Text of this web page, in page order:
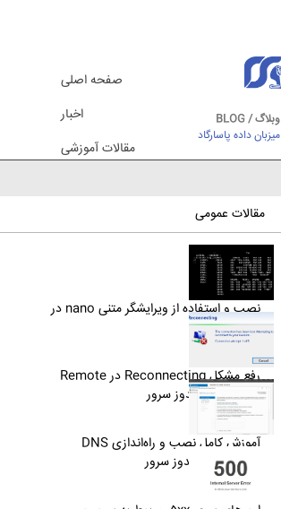
وبلاگ / BLOG
میزبان داده پاسارگاد
صفحه اصلی
اخبار
مقالات آموزشی
مقالات عمومی
نصب و استفاده از ویرایشگر متنی nano در
لینوکس
رفع مشکل Reconnecting در Remote
Desktop ویندوز سرور
آموزش کامل نصب و راه‌اندازی DNS
Server در ویندوز سرور